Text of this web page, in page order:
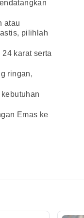
atau
pilihlah
karat serta
ringan,
Emas ke